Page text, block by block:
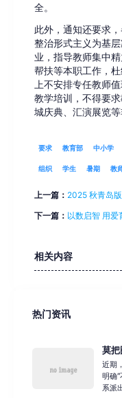
全。
此外，通知还要求
整治形式主义为基
业，指导教师集中
帮扶等本职工作，
上不安排专任教师
教学培训，不得要
城庆典、汇演展览等
要求 教育部 中小学
组织 学生 暑期 教
上一篇： 2025 秋青岛
下一篇： 以数启智 用
相关内容
热门资讯
莫把
近期
明确
系派